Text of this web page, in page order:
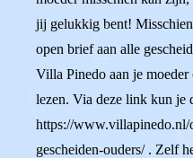
jij gelukkig bent!
open brief aan alle
Villa Pinedo aan je moeder
lezen. Via deze link kun je
https://www.villapinedo.nl/
gescheiden-ouders/ . Zelf